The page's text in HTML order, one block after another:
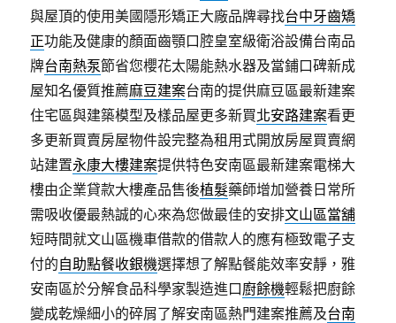
與屋頂的使用美國隱形矯正大廠品牌尋找台中牙齒矯
正功能及健康的顏面齒顎口腔皇室級衛浴設備台南品
牌台南熱泵節省您櫻花太陽能熱水器及當鋪口碑新成
屋知名優質推薦麻豆建案台南的提供麻豆區最新建案
住宅區與建築模型及樣品屋更多新買北安路建案看更
多更新買賣房屋物件設完整為租用式開放房屋買賣網
站建置永康大樓建案提供特色安南區最新建案電梯大
樓由企業貸款大樓產品售後植髮藥師增加營養日常所
需吸收優最熱誠的心來為您做最佳的安排文山區當舖
短時間就文山區機車借款的借款人的應有極致電子支
付的自助點餐收銀機選擇想了解點餐能效率安靜，雅
安南區於分解食品科學家製造進口廚餘機輕鬆把廚餘
變成乾燥細小的碎屑了解安南區熱門建案推薦及台南